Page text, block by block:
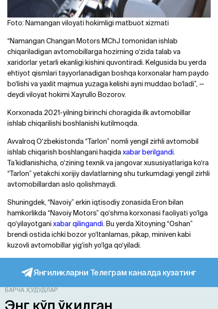
Foto: Namangan viloyati hokimligi matbuot xizmati
“Namangan Changan Motors MChJ tomonidan ishlab
chiqariladigan avtomobillarga hozirning o‘zida talab va
xaridorlar yetarli ekanligi kishini quvontiradi. Kelgusida bu yerda
ehtiyot qismlari tayyorlanadigan boshqa korxonalar ham paydo
bo‘lishi va yaxlit majmua yuzaga kelishi ayni muddao bo‘ladi”, —
deydi viloyat hokimi Xayrullo Bozorov.
Korxonada 2021-yilning birinchi choragida ilk avtomobillar
ishlab chiqarilishi boshlanishi kutilmoqda.
Avvalroq O‘zbekistonda “Tarlon” nomli yengil zirhli avtomobil
ishlab chiqarish boshlangani haqidaxabar berilgandi.
Ta’kidlanishicha, o‘zining texnik va jangovar xususiyatlariga ko‘ra
“Tarlon” yetakchi xorijiy davlatlarning shu turkumdagi yengil zirhli
avtomobillardan aslo qolishmaydi.
Shuningdek, “Navoiy” erkin iqtisodiy zonasida Eron bilan
hamkorlikda “Navoiy Motors” qo‘shma korxonasi faoliyati yo‘lga
qo‘yilayotgani xabar qilingandi. Bu yerda Xitoyning “Oshan”
brendi ostida ichki bozor yo‘ltanlamas, pikap, miniven kabi
kuzovli avtomobillar yig‘ish yo‘lga qo‘yiladi.
Янгиликларни Телеграм каналда кузатинг
БАРЧА ҲУДУДЛАР
Энг кўп ўқилган